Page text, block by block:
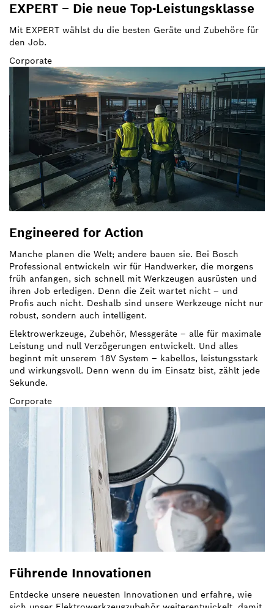
EXPERT – Die neue Top-Leistungsklasse
Mit EXPERT wählst du die besten Geräte und Zubehöre für
den Job.
Corporate
Engineered for Action
Manche planen die Welt; andere bauen sie. Bei Bosch
Professional entwickeln wir für Handwerker, die morgens
früh anfangen, sich schnell mit Werkzeugen ausrüsten und
ihren Job erledigen. Denn die Zeit wartet nicht – und
Profis auch nicht. Deshalb sind unsere Werkzeuge nicht nur
robust, sondern auch intelligent.
Elektrowerkzeuge, Zubehör, Messgeräte – alle für maximale
Leistung und null Verzögerungen entwickelt. Und alles
beginnt mit unserem 18V System – kabellos, leistungsstark
und wirkungsvoll. Denn wenn du im Einsatz bist, zählt jede
Sekunde.
Corporate
Führende Innovationen
Entdecke unsere neuesten Innovationen und erfahre, wie